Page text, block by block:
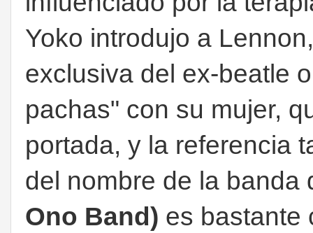
Yoko introdujo a
exclusiva del ex-beatle
pachas" con su mujer,
portada, y la referencia
del nombre de la banda
Ono Band) es bastante